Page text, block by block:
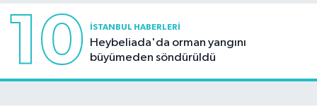
10 İSTANBUL HABERLERI
Heybeliada'da orman yangını
büyümeden söndürüldü